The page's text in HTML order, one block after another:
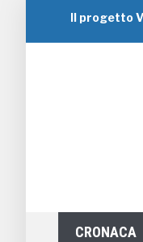
Il progetto
CRONACA